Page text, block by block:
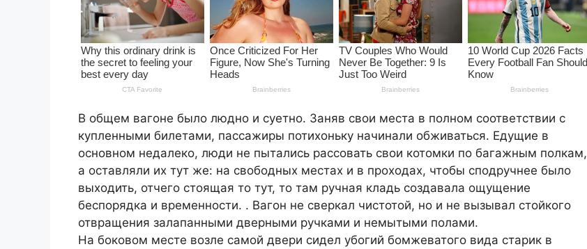
В общем вагоне было людно и суетно. Заняв свои места в полном соответствии с
купленными билетами, пассажиры потихоньку начинали обживаться. Едущие в
основном недалеко, люди не пытались рассовать свои котомки по багажным полкам,
а оставляли их тут же: на свободных местах и в проходах, чтобы сподручнее было
выходить, отчего стоящая то тут, то там ручная кладь создавала ощущение
беспорядка и временности. . Вагон не сверкал чистотой, но и не вызывал стойкого
отвращения залапанными дверными ручками и немытыми полами.
На боковом месте возле самой двери сидел убогий бомжеватого вида старик в